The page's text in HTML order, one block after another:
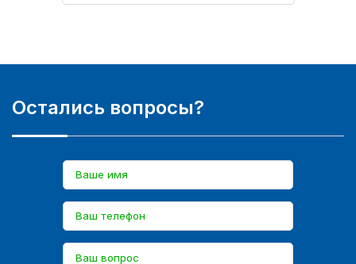
Остались вопросы?